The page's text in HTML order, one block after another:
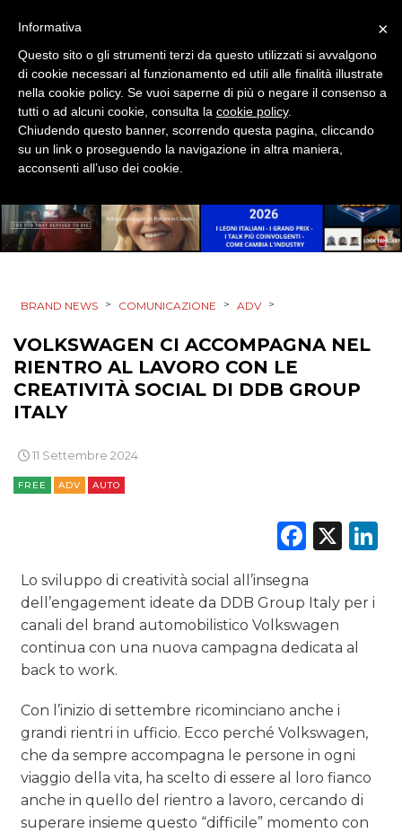
CINEMA
DIGITALE
ESTERNA
TV
RICERCHE
NORMATIVE
CASE HISTORY
BRAND NEWS > COMUNICAZIONE > ADV >
VOLKSWAGEN CI ACCOMPAGNA NEL
RIENTRO AL LAVORO CON LE
CREATIVITÀ SOCIAL DI DDB GROUP
ITALY
11 Settembre 2024
FREE ADV AUTO
X
Lo sviluppo di creatività social all’insegna
dell’engagement ideate da DDB Group Italy per i
canali del brand automobilistico Volkswagen
continua con una nuova campagna dedicata al
back to work.
Con l’inizio di settembre ricominciano anche i
grandi rientri in ufficio. Ecco perché Volkswagen,
che da sempre accompagna le persone in ogni
viaggio della vita, ha scelto di essere al loro fianco
anche in quello del rientro a lavoro, cercando di
superare insieme questo “difficile” momento con
×
Informativa
Questo sito o gli strumenti terzi da questo utilizzati si avvalgono
di cookie necessari al funzionamento ed utili alle finalità illustrate
nella cookie policy. Se vuoi saperne di più o negare il consenso a
tutti o ad alcuni cookie, consulta la cookie policy.
Chiudendo questo banner, scorrendo questa pagina, cliccando
su un link o proseguendo la navigazione in altra maniera,
acconsenti all’uso dei cookie.